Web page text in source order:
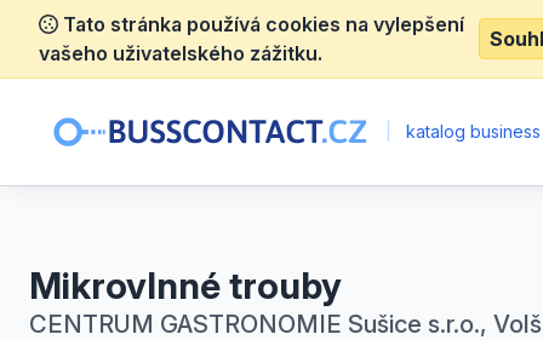
Tato stránka používá cookies na vylepšení
vašeho uživatelského zážitku.
katalog
Mikrovlnné trouby
CENTRUM GASTRONOMIE Sušice s.r.o.,